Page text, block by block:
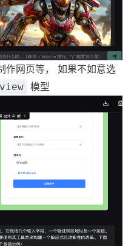
作网页等， 如果不如意选
模型